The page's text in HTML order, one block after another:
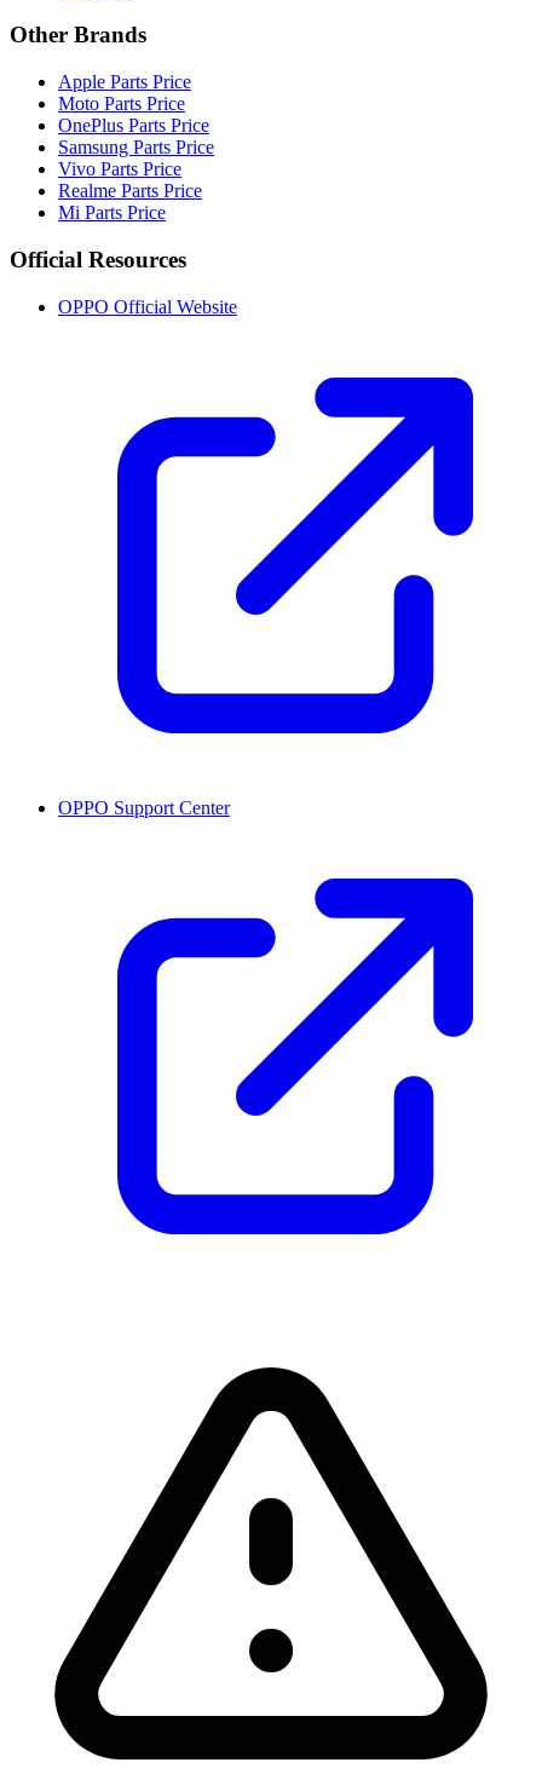
Other Brands
Apple Parts Price
Moto Parts Price
OnePlus Parts Price
Samsung Parts Price
Vivo Parts Price
Realme Parts Price
Mi Parts Price
Official Resources
OPPO Official Website
OPPO Support Center